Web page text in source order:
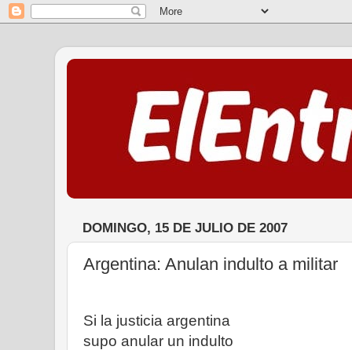
DOMINGO, 15 DE JULIO DE 2007
Argentina: Anulan indulto a militar
Si la justicia argentina
supo anular un indulto